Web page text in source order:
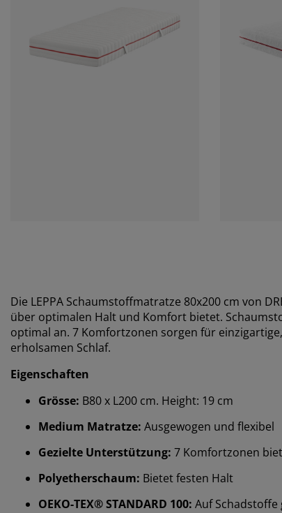
Die LEPPA Schaumstoffmatratze 80x200 cm von
über optimalen Halt und Komfort bietet.
optimal an. 7 Komfortzonen sorgen für
erholsamen Schlaf.
Eigenschaften
Grösse: B80 x L200 cm. Height: 19 cm
Medium Matratze: Ausgewogen und flexibel
Gezielte Unterstützung: 7 Komfortzonen
Polyetherschaum: Bietet festen Halt
OEKO-TEX® STANDARD 100: Auf